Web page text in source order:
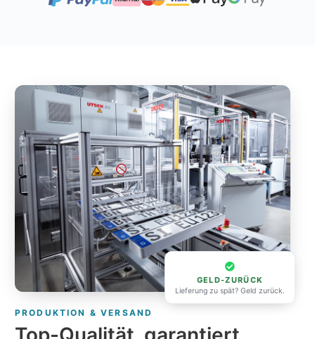
GELD-ZURÜCK
Lieferung zu spät? Geld zurück.
PRODUKTION & VERSAND